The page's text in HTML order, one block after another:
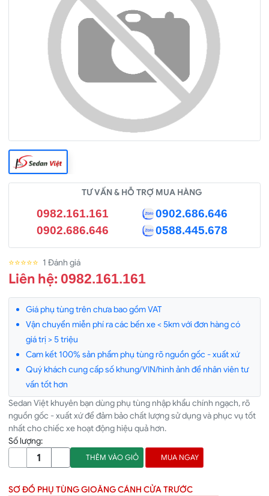
TƯ VẤN & HỖ TRỢ MUA HÀNG
0982.161.161
0902.686.646
0902.686.646
0588.445.678
⭐⭐⭐⭐⭐ 1 Đánh giá
Liên hệ: 0982.161.161
Giá phụ tùng trên chưa bao gồm VAT
Vận chuyển miễn phí ra các bến xe < 5km với đơn hàng có
giá trị > 5 triệu
Cam kết 100% sản phẩm phụ tùng rõ nguồn gốc - xuất xứ
Quý khách cung cấp số khung/VIN/hình ảnh để nhân viên tư
vấn tốt hơn
Sedan Việt khuyên bạn dùng phụ tùng nhập khẩu chính ngạch, rõ
nguồn gốc - xuất xứ để đảm bảo chất lượng sử dụng và phục vụ tốt
nhất cho chiếc xe hoạt động hiệu quả hơn.
Số lượng:
THÊM VÀO GIỎ MUA NGAY
SƠ ĐỒ PHỤ TÙNG GIOĂNG CÁNH CỬA TRƯỚC